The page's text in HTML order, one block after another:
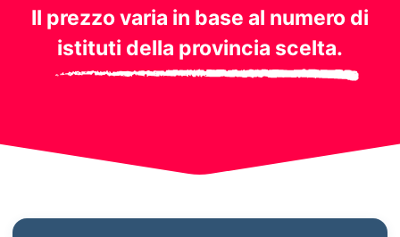
Il prezzo varia in base al numero di
istituti della provincia scelta.